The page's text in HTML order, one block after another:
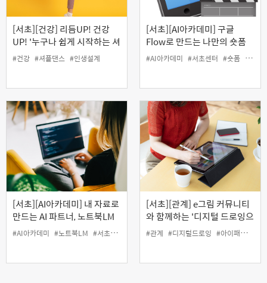
[서초][건강] 리듬UP! 건강
UP! '누구나 쉽게 시작하는 셔
플댄스' (7-8월)
#건강 #셔플댄스 #인생설계
[서초][AI아카데미] 구글
Flow로 만드는 나만의 숏폼
제작
#AI아카데미 #서초센터 #숏폼 #영상
[서초][AI아카데미] 내 자료로
만드는 AI 파트너, 노트북LM
#AI아카데미 #노트북LM #서초센터 #인생설계
[서초][관계] e그림 커뮤니티
와 함께하는 '디지털 드로잉으
로 기록하는 그림일기 만들기'
(7월)
#관계 #디지털드로잉 #아이패드